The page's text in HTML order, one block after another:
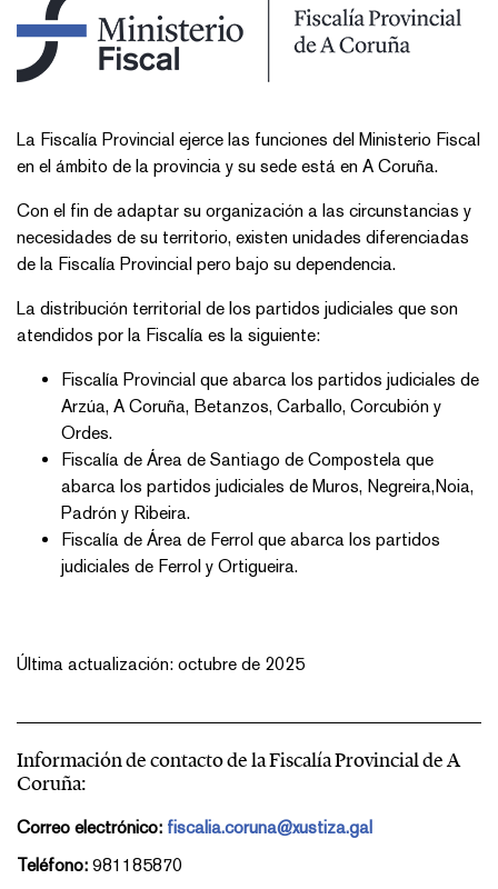
​​​La Fiscalía Provincial ejerce las funciones del Ministerio Fiscal
en el ámbito de la provincia y su sede está en A Coruña.
Con el fin de adaptar su organización a las circunstancias y
necesidades de su territorio, existen unidades diferenciadas
de la Fiscalía Provincial pero bajo su dependencia.
La distribución territorial de los partidos judiciales que son
atendidos por la Fiscalía es la siguiente:
Fiscalía Provincial que abarca los partidos judiciales de
Arzúa, A Coruña, Betanzos, Carballo, Corcubión y
Ordes.
Fiscalía de Área de Santiago de Compostela que
abarca los partidos judiciales de Muros, Negreira,Noia,
Padrón y Ribeira.
Fiscalía de Área de Ferrol que abarca los partidos
judiciales de Ferrol y Ortigueira.
Última actualización: octubre de 2025
Información de contacto de la Fiscalía Provincial de A
Coruña:
Correo electrónico: fiscalia.coruna@xustiza.gal
Teléfono: 981185870